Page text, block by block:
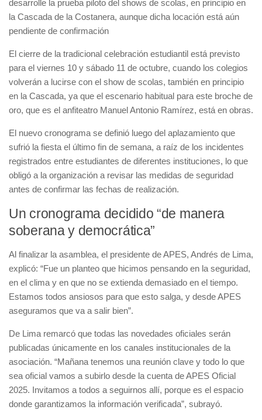
desarrolle la prueba piloto del shows de scolas, en principio en
la Cascada de la Costanera, aunque dicha locación está aún
pendiente de confirmación
El cierre de la tradicional celebración estudiantil está previsto
para el viernes 10 y sábado 11 de octubre, cuando los colegios
volverán a lucirse con el show de scolas, también en principio
en la Cascada, ya que el escenario habitual para este broche de
oro, que es el anfiteatro Manuel Antonio Ramírez, está en obras.
El nuevo cronograma se definió luego del aplazamiento que
sufrió la fiesta el último fin de semana, a raíz de los incidentes
registrados entre estudiantes de diferentes instituciones, lo que
obligó a la organización a revisar las medidas de seguridad
antes de confirmar las fechas de realización.
Un cronograma decidido “de manera
soberana y democrática”
Al finalizar la asamblea, el presidente de APES, Andrés de Lima,
explicó: “Fue un planteo que hicimos pensando en la seguridad,
en el clima y en que no se extienda demasiado en el tiempo.
Estamos todos ansiosos para que esto salga, y desde APES
aseguramos que va a salir bien”.
De Lima remarcó que todas las novedades oficiales serán
publicadas únicamente en los canales institucionales de la
asociación. “Mañana tenemos una reunión clave y todo lo que
sea oficial vamos a subirlo desde la cuenta de APES Oficial
2025. Invitamos a todos a seguirnos allí, porque es el espacio
donde garantizamos la información verificada”, subrayó.